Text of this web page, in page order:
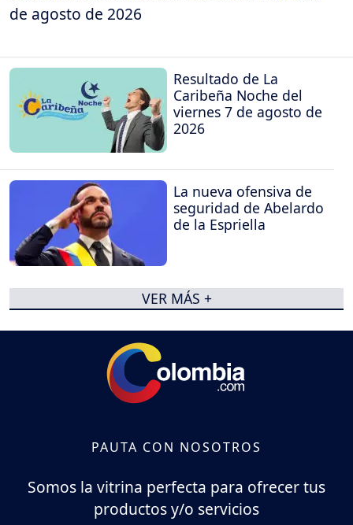
de agosto de 2026
Resultado de La
Caribeña Noche del
viernes 7 de agosto de
2026
La nueva ofensiva de
seguridad de Abelardo
de la Espriella
VER MÁS +
PAUTA CON NOSOTROS
Somos la vitrina perfecta para ofrecer tus
productos y/o servicios